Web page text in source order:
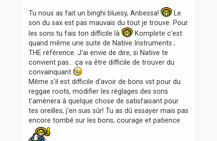
s
a
g
e
Tu nous as fait un binghi bluesy, Anbessa!
Le
son du sax est pas mauvais du tout je trouve. Pour
les sons tu fais ton difficile là
Komplete c'est
quand même une suite de Native Instruments ;
THE référence. J'ai envie de dire, si Native te
convient pas... ça va être difficile de trouver du
convainquant
Même s'il est difficile d'avoir de bons vst pour du
reggae roots, modifier les réglages des sons
t'amènera à quelque chose de satisfaisant pour
tes oreilles, j'en suis sûr! Tu as dû essayer mais pas
encore tombé sur les bons, courage et patience